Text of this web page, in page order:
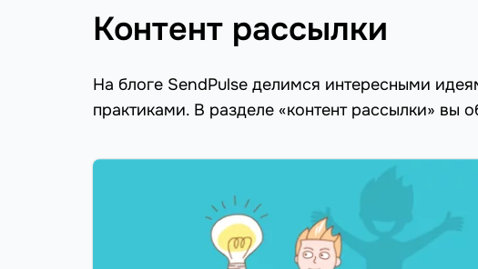
контент рассылки
На блоге SendPulse делимся интересными
практиками. В разделе «контент рассылки» вы